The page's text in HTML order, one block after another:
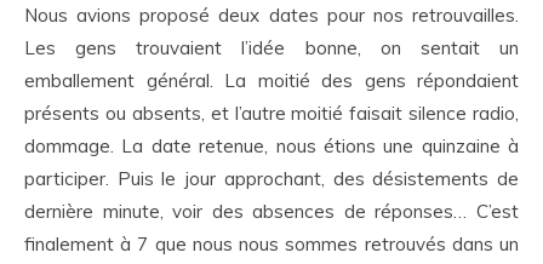
Nous avions proposé deux dates pour nos retrouvailles.
Les gens trouvaient l’idée bonne, on sentait un
emballement général. La moitié des gens répondaient
présents ou absents, et l’autre moitié faisait silence radio,
dommage. La date retenue, nous étions une quinzaine à
participer. Puis le jour approchant, des désistements de
dernière minute, voir des absences de réponses… C’est
finalement à 7 que nous nous sommes retrouvés dans un